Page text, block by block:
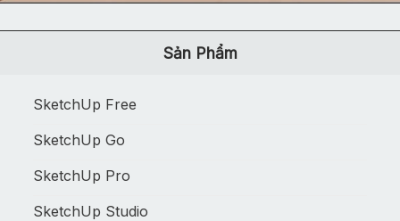
Sản Phẩm
SketchUp Free
SketchUp Go
SketchUp Pro
SketchUp Studio